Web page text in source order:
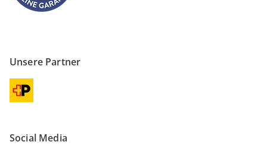
Unsere Partner
Social Media